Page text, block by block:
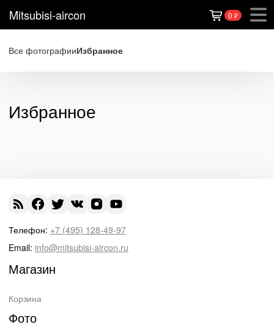
Mitsubisi-aircon 0 ₽
Все фотографииИзбранное
Избранное
Телефон: +7 (495) 128-49-97
Email: info@mitsubisi-aircon.ru
Магазин
Корзина
Фото